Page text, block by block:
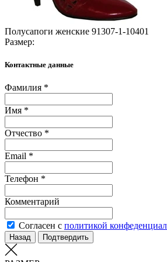
Полусапоги женские 91307-1-10401
Размер:
Контактные данные
Фамилия *
Имя *
Отчество *
Email *
Телефон *
Комментарий
Согласен с политикой
Назад Подтвердить